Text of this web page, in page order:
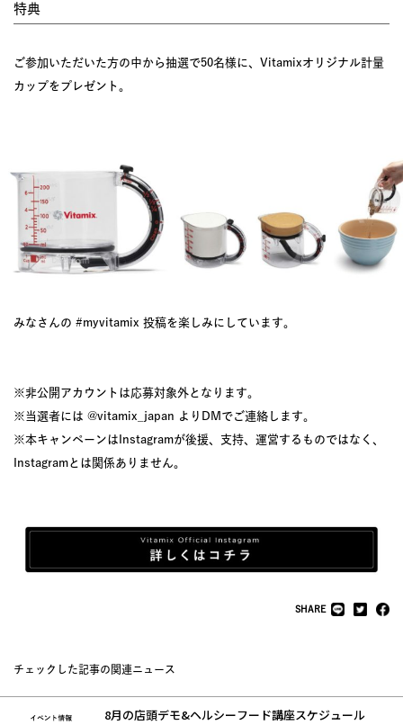
特典
ご参加いただいた方の中から抽選で50名様に、Vitamixオリジナル計量
カップをプレゼント。
みなさんの #myvitamix 投稿を楽しみにしています。
※非公開アカウントは応募対象外となります。
※当選者には @vitamix_japan よりDMでご連絡します。
※本キャンペーンはInstagramが後援、支持、運営するものではなく、
Instagramとは関係ありません。
SHARE
チェックした記事の関連ニュース
8月の店頭デモ&ヘルシーフード講座スケジュール